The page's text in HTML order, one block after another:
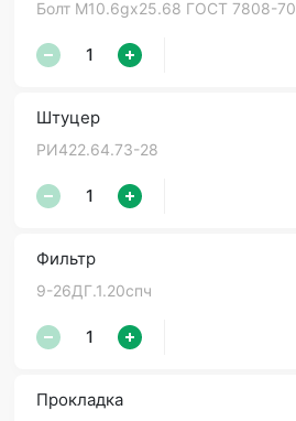
Болт М10.6gх25.68 ГОСТ 7808-70
Штуцер
РИ422.64.73-28
Фильтр
9-26ДГ.1.20спч
Прокладка